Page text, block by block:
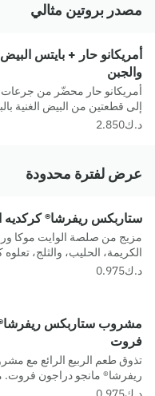
مصدر بروتين مثالي
أمريكانو حار + بايتس
والجبن
أمريكانو حار محضّر من جرعات
إلى قطعتين من البيض الغنية
من البيض ولحم الديك الرومي
عرض لفترة محدودة
ستاربكس ريفرشا® كركديه
مزيج من صلصة الوايت موكا
الكريمة، الحليب، والثلج،
من الموكا. مسببات الحساسية-
مشروب ستاربكس ريفرشا®
فروت
تذوق طعم الربيع الرائع مع
ريفرشا® مانجو دراجون
منعش ومرطب مكون من المانجو